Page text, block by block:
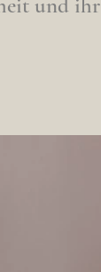
und ihr